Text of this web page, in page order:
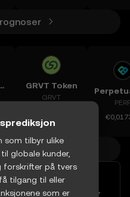
Circle Internet Group Inc GRVT Token
GRVT
+4,63 %
din med
handelspar som er
som tilbyr ulike
globale kunder,
forskrifter på tvers
tilgang til eller
som er